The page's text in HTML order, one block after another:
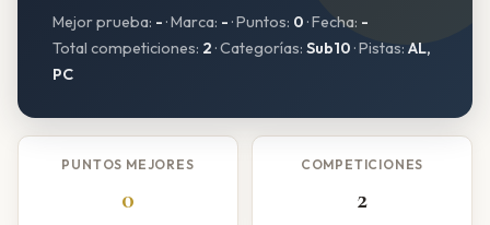
Mejor prueba: - · Marca: - · Puntos: 0 · Fecha: -
Total competiciones: 2 · Categorías: Sub10 · Pistas: AL,
PC
PUNTOS MEJORES
0
COMPETICIONES
2